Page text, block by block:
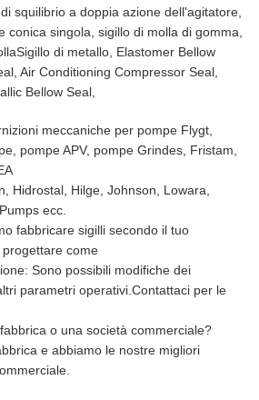
squilibrio a doppia azione dell'agitatore,
conica singola, sigillo di molla di gomma,
di metallo, Elastomer Bellow
Air Conditioning Compressor Seal,
Bellow Seal,
meccaniche per pompe Flygt,
pompe APV, pompe Grindes, Fristam,
Hidrostal, Hilge, Johnson, Lowara,
ecc.
fabbricare sigilli secondo il tuo
come
Sono possibili modifiche dei
parametri operativi.Contattaci per le
o una società commerciale?
e abbiamo le nostre migliori